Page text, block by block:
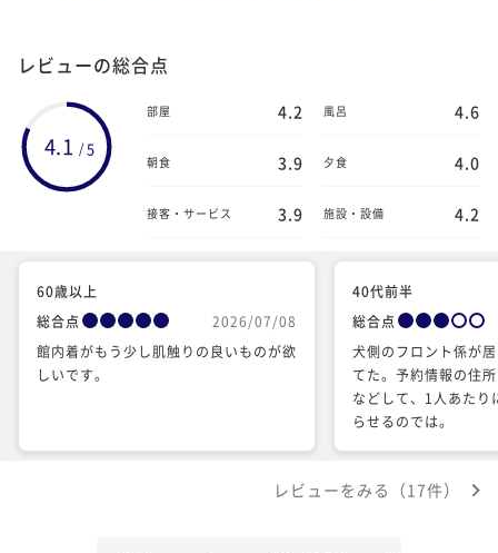
レビューの総合点
4.1 / 5
部屋 4.2 風呂 4.6
朝食 3.9 夕食 4.0
接客・サービス 3.9 施設・設備 4.2
60歳以上
総合点
2026/07/08
館内着がもう少し肌触りの良いものが欲
しいです。
40代前半
総合点
犬側のフロント係が
てた。予約情報の住
などして、1人あたり
らせるのでは。
レビューをみる（17件）